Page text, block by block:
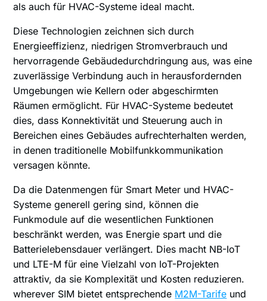
als auch für HVAC-Systeme ideal macht.
Diese Technologien zeichnen sich durch
Energieeffizienz, niedrigen Stromverbrauch und
hervorragende Gebäudedurchdringung aus, was eine
zuverlässige Verbindung auch in herausfordernden
Umgebungen wie Kellern oder abgeschirmten
Räumen ermöglicht. Für HVAC-Systeme bedeutet
dies, dass Konnektivität und Steuerung auch in
Bereichen eines Gebäudes aufrechterhalten werden,
in denen traditionelle Mobilfunkkommunikation
versagen könnte.
Da die Datenmengen für Smart Meter und HVAC-
Systeme generell gering sind, können die
Funkmodule auf die wesentlichen Funktionen
beschränkt werden, was Energie spart und die
Batterielebensdauer verlängert. Dies macht NB-IoT
und LTE-M für eine Vielzahl von IoT-Projekten
attraktiv, da sie Komplexität und Kosten reduzieren.
wherever SIM bietet entsprechende M2M-Tarife und